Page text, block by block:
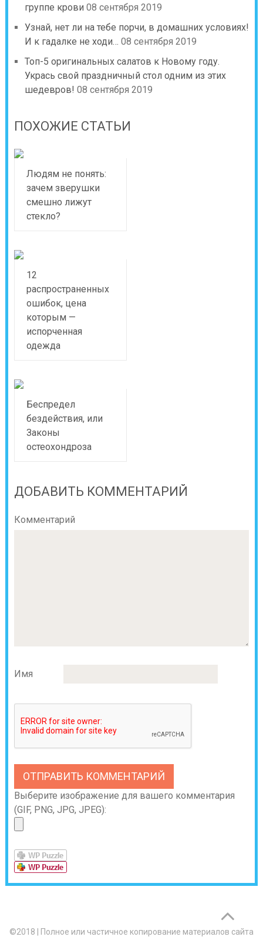
группе крови 08 сентября 2019
Узнай, нет ли на тебе порчи, в домашних условиях!
И к гадалке не ходи… 08 сентября 2019
Топ-5 оригинальных салатов к Новому году.
Укрась свой праздничный стол одним из этих
шедевров! 08 сентября 2019
ПОХОЖИЕ СТАТЬИ
Людям не понять:
зачем зверушки
смешно лижут
стекло?
12
распространенных
ошибок, цена
которым —
испорченная
одежда
Беспредел
бездействия, или
Законы
остеохондроза
ДОБАВИТЬ КОММЕНТАРИЙ
Комментарий
Имя
Выберите изображение для вашего комментария
(GIF, PNG, JPG, JPEG):
©2018
Полное или частичное копирование материалов сайта